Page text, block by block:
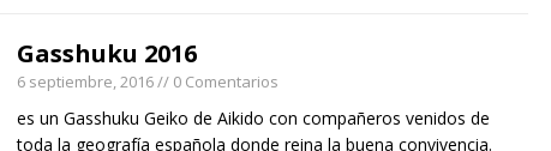
Gasshuku 2016
6 septiembre, 2016// 0 Comentarios
es un Gasshuku Geiko de Aikido con compañeros venidos de
toda la geografía española donde reina la buena convivencia.